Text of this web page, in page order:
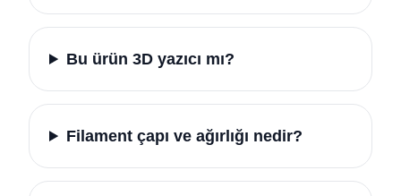
Bu ürün 3D yazıcı mı?
Filament çapı ve ağırlığı nedir?